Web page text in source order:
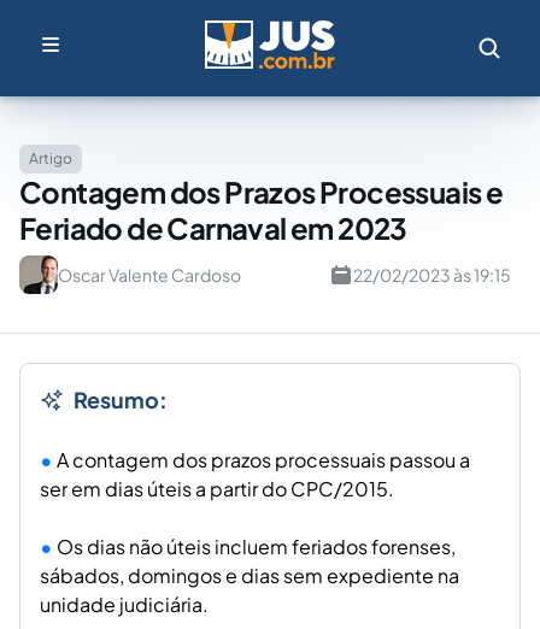
Artigo
Contagem dos Prazos Processuais e
Feriado de Carnaval em 2023
Oscar Valente Cardoso 22/02/2023 às 19:15
Resumo:
A contagem dos prazos processuais passou a
ser em dias úteis a partir do CPC/2015.
Os dias não úteis incluem feriados forenses,
sábados, domingos e dias sem expediente na
unidade judiciária.